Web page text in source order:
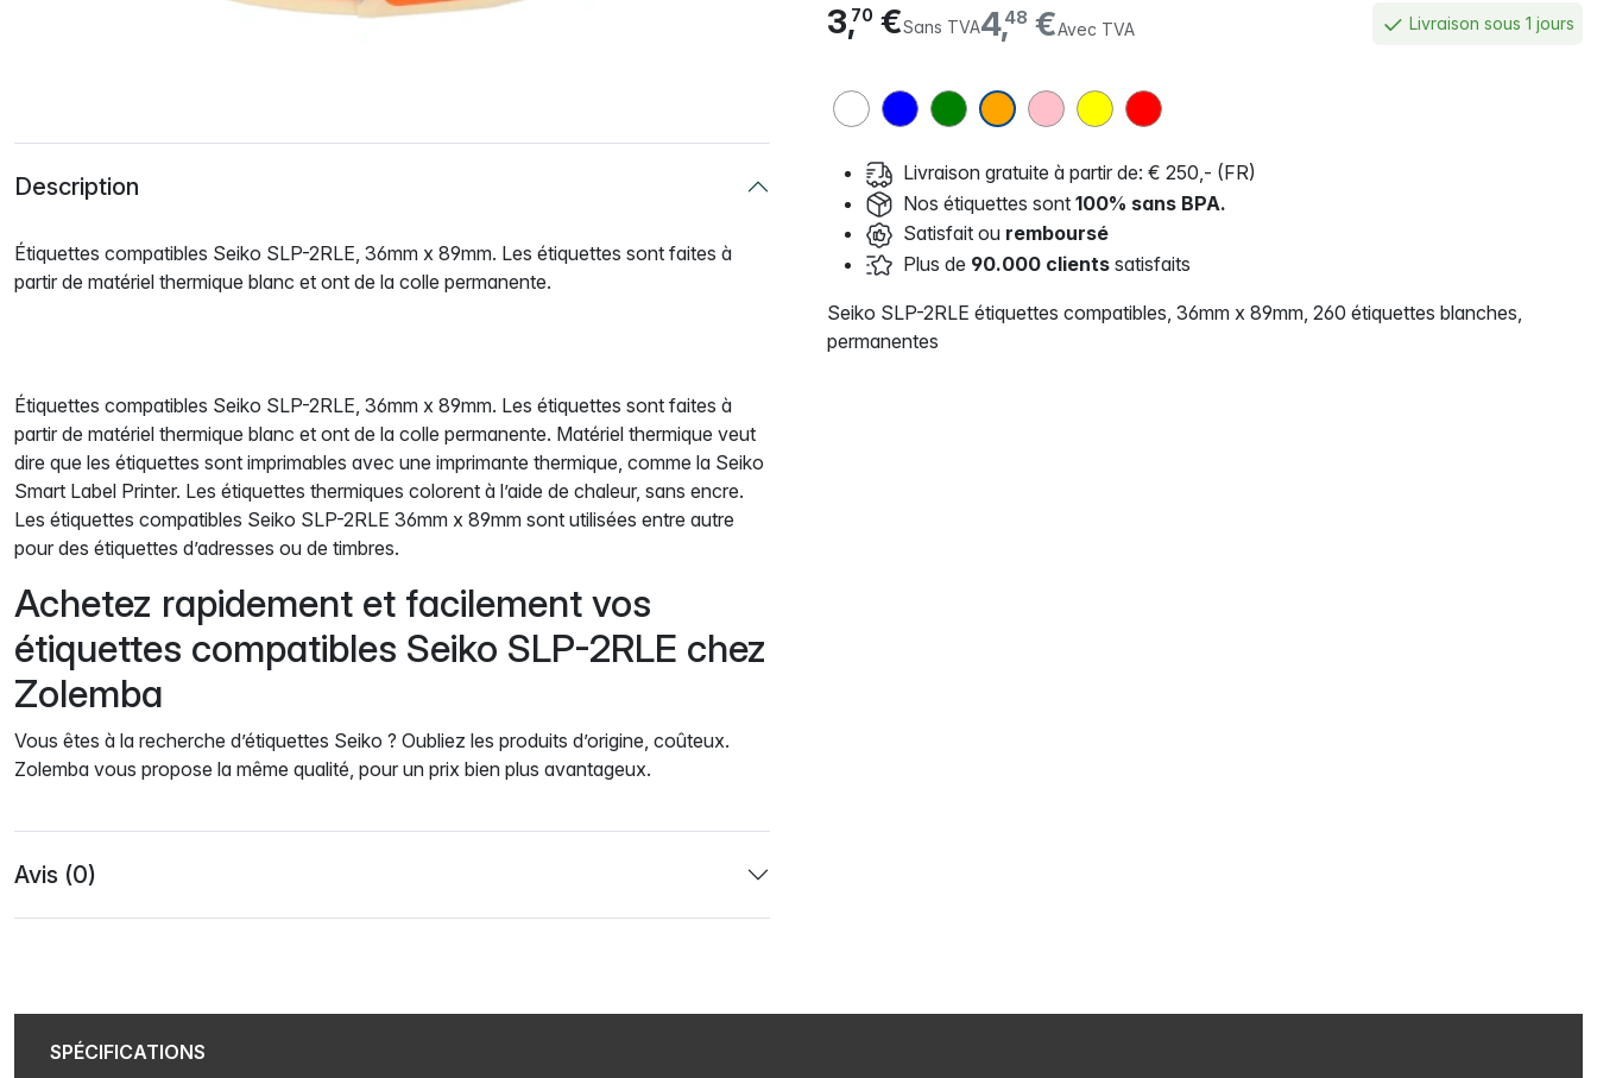
4,48 €Avec TVA
3,70 €Sans TVA Livraison sous 1 jours
Livraison gratuite à partir de: € 250,- (FR)
Nos étiquettes sont 100% sans BPA.
Satisfait ou remboursé
Plus de 90.000 clients satisfaits
Seiko SLP-2RLE étiquettes compatibles, 36mm x 89mm, 260 étiquettes blanches,
permanentes
Description
Étiquettes compatibles Seiko SLP-2RLE, 36mm x 89mm. Les étiquettes sont faites à
partir de matériel thermique blanc et ont de la colle permanente.
Étiquettes compatibles Seiko SLP-2RLE, 36mm x 89mm. Les étiquettes sont faites à
partir de matériel thermique blanc et ont de la colle permanente. Matériel thermique veut
dire que les étiquettes sont imprimables avec une imprimante thermique, comme la Seiko
Smart Label Printer. Les étiquettes thermiques colorent à l’aide de chaleur, sans encre.
Les étiquettes compatibles Seiko SLP-2RLE 36mm x 89mm sont utilisées entre autre
pour des étiquettes d’adresses ou de timbres.
Achetez rapidement et facilement vos
étiquettes compatibles Seiko SLP-2RLE chez
Zolemba
Vous êtes à la recherche d’étiquettes Seiko ? Oubliez les produits d’origine, coûteux.
Zolemba vous propose la même qualité, pour un prix bien plus avantageux.
Avis (0)
SPÉCIFICATIONS